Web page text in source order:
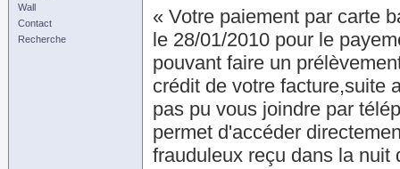
Wall
Contact
Recherche
« Votre paiement par carte
le 28/01/2010 pour le
pouvant faire un
crédit de votre facture,suite
pas pu vous joindre par
permet d'accéder
frauduleux reçu dans la nuit